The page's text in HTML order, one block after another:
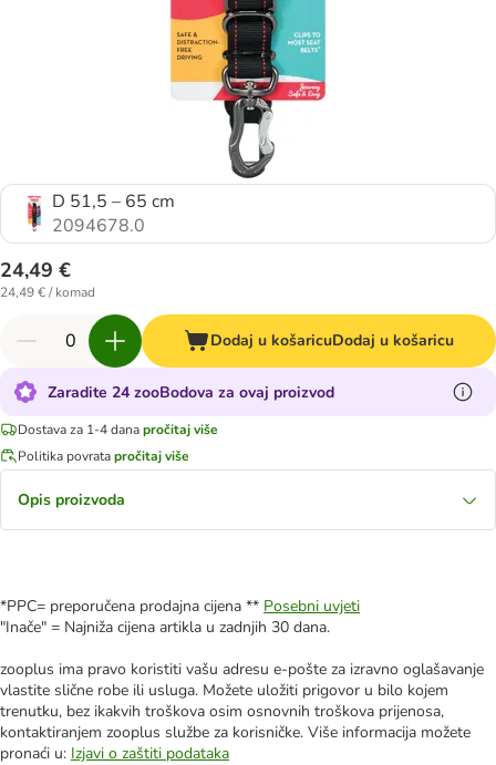
D 51,5 – 65 cm
2094678.0
24,49 €
24,49 € / komad
Dodaj u košaricuDodaj u košaricu
Zaradite 24 zooBodova za ovaj proizvod
Dostava za 1-4 danapročitaj više
Politika povratapročitaj više
Opis proizvoda
*PPC= preporučena prodajna cijena ** Posebni uvjeti
"Inače" = Najniža cijena artikla u zadnjih 30 dana.
zooplus ima pravo koristiti vašu adresu e-pošte za izravno oglašavanje
vlastite slične robe ili usluga. Možete uložiti prigovor u bilo kojem
trenutku, bez ikakvih troškova osim osnovnih troškova prijenosa,
kontaktiranjem zooplus službe za korisničke. Više informacija možete
pronaći u: Izjavi o zaštiti podataka